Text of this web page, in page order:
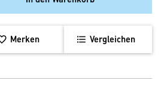
Merken Vergleichen